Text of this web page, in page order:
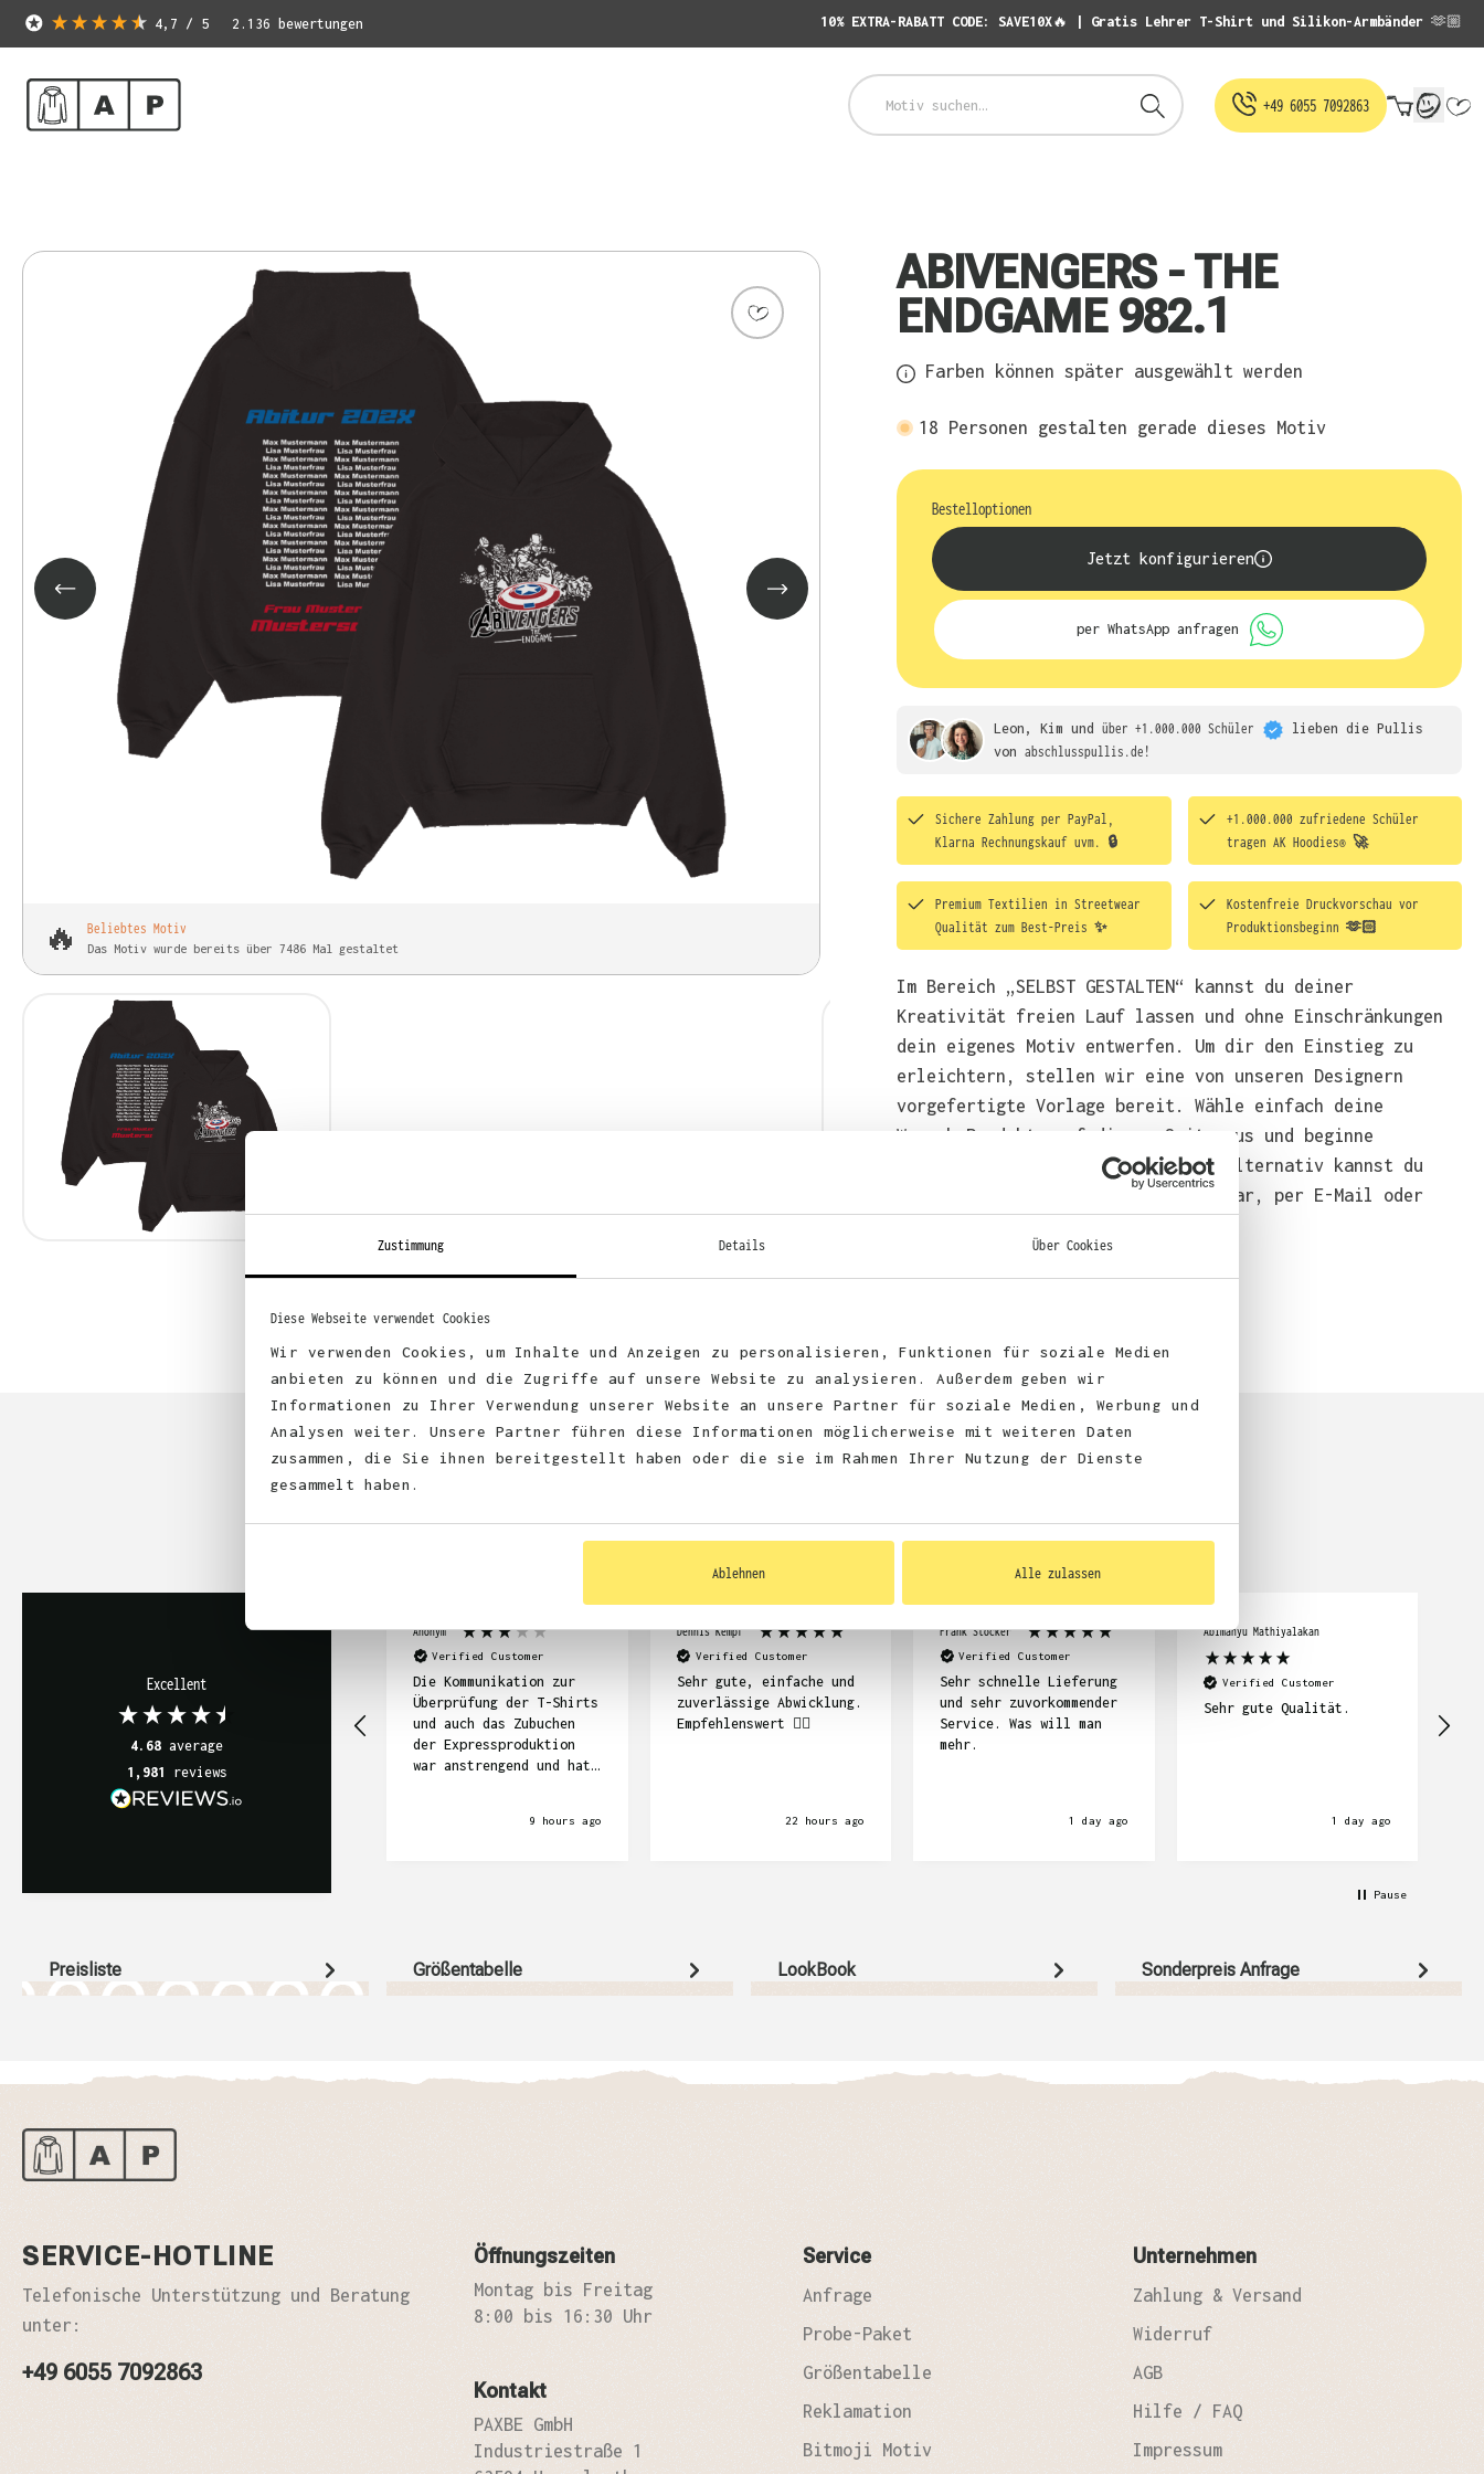
Zustimmung Details Über Cookies
Diese Webseite verwendet Cookies
Wir verwenden Cookies, um Inhalte und Anzeigen zu personalisieren, Funktionen für soziale Medien
anbieten zu können und die Zugriffe auf unsere Website zu analysieren. Außerdem geben wir
Informationen zu Ihrer Verwendung unserer Website an unsere Partner für soziale Medien, Werbung und
Analysen weiter. Unsere Partner führen diese Informationen möglicherweise mit weiteren Daten
zusammen, die Sie ihnen bereitgestellt haben oder die sie im Rahmen Ihrer Nutzung der Dienste
gesammelt haben.
Ablehnen Alle zulassen
4,7 / 5 2.136 bewertungen 10% EXTRA-RABATT CODE: SAVE10X🔥 | Gratis Lehrer T-Shirt und Silikon-Armbänder 🫶🏼
+49 6055 7092863
🔥 Beliebtes Motiv
Das Motiv wurde bereits über 7486 Mal gestaltet
ABIVENGERS - THE
ENDGAME 982.1
Farben können später ausgewählt werden
18 Personen gestalten gerade dieses Motiv
Bestelloptionen
Jetzt konfigurieren
per WhatsApp anfragen
Leon, Kim und über +1.000.000 Schüler lieben die Pullis
von abschlusspullis.de!
Sichere Zahlung per PayPal,
Klarna Rechnungskauf uvm. 🔒
+1.000.000 zufriedene Schüler
tragen AK Hoodies® 🚀
Premium Textilien in Streetwear
Qualität zum Best-Preis ✨
Kostenfreie Druckvorschau vor
Produktionsbeginn 🫶🏻
Im Bereich „SELBST GESTALTEN“ kannst du deiner
Kreativität freien Lauf lassen und ohne Einschränkungen
dein eigenes Motiv entwerfen. Um dir den Einstieg zu
erleichtern, stellen wir eine von unseren Designern
vorgefertigte Vorlage bereit. Wähle einfach deine
Wunsch-Produkte auf dieser Seite aus und beginne
anschließend mit der Gestaltung. Alternativ kannst du
auch bequem über das Bestellformular, per E-Mail oder
KUNDEN FEEDBACK 🫶
Excellent
4.68 average
1,981 reviews
Anonym
Verified Customer
Die Kommunikation zur
Überprüfung der T-Shirts
und auch das Zubuchen
der Expressproduktion
war anstrengend und hat
die T-Shirts schön9 hours ago
Dennis Kempf
Verified Customer
Sehr gute, einfache und
zuverlässige Abwicklung.
Empfehlenswert ☝🏽
22 hours ago
Frank Stöcker
Verified Customer
Sehr schnelle Lieferung
und sehr zuvorkommender
Service. Was will man
mehr.
1 day ago
Abimanyu Mathiyalakan
Verified Customer
Sehr gute Qualität.
1 day ago
Pause
Preisliste Größentabelle LookBook Sonderpreis Anfrage
SERVICE-HOTLINE
Telefonische Unterstützung und Beratung
unter:
+49 6055 7092863
Öffnungszeiten
Montag bis Freitag
8:00 bis 16:30 Uhr
Kontakt
PAXBE GmbH
Industriestraße 1
Service
Anfrage
Probe-Paket
Größentabelle
Reklamation
Bitmoji Motiv
Unternehmen
Zahlung & Versand
Widerruf
AGB
Hilfe / FAQ
Impressum